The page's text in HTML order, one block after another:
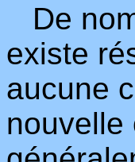
De
existe
aucune
nouvelle